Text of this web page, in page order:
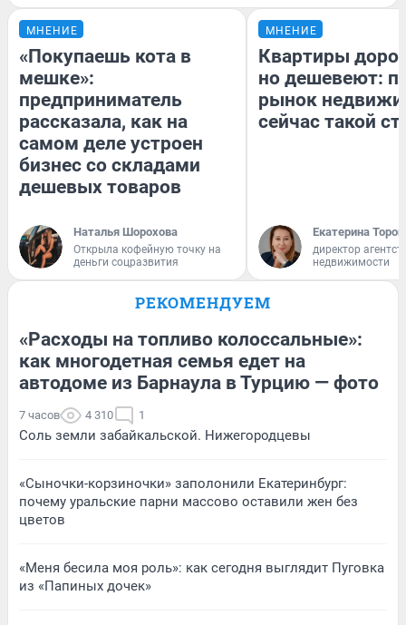
МНЕНИЕ
«Покупаешь кота в
мешке»:
предприниматель
рассказала, как на
самом деле устроен
бизнес со складами
дешевых товаров
Наталья Шорохова
Открыла кофейную точку на
деньги соцразвития
МНЕНИЕ
Квартиры
но дешевеют:
рынок
сейчас такой
Екатерина
директор
недвижимости
РЕКОМЕНДУЕМ
«Расходы на топливо колоссальные»:
как многодетная семья едет на
автодоме из Барнаула в Турцию — фото
7 часов 4 310 1
Соль земли забайкальской. Нижегородцевы
«Сыночки-корзиночки» заполонили Екатеринбург:
почему уральские парни массово оставили жен без
цветов
«Меня бесила моя роль»: как сегодня выглядит Пуговка
из «Папиных дочек»